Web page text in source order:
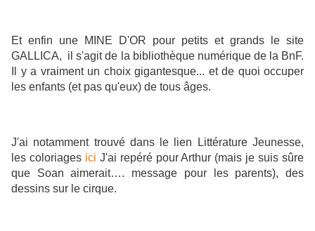
Et enfin une MINE D'OR pour petits et grands le site
GALLICA, il s'agit de la bibliothèque numérique de la BnF.
Il y a vraiment un choix gigantesque... et de quoi occuper
les enfants (et pas qu'eux) de tous âges.
J'ai notamment trouvé dans le lien Littérature Jeunesse,
les coloriages ici J'ai repéré pour Arthur (mais je suis sûre
que Soan aimerait…. message pour les parents), des
dessins sur le cirque.